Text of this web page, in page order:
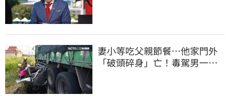
妻小等吃父親節餐⋯他家門外
「破頭碎身」亡！毒駕男一路